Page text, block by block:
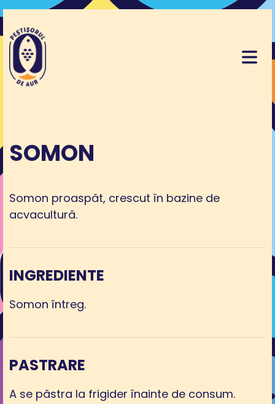
SOMON
Somon proaspăt, crescut în bazine de
acvacultură.
INGREDIENTE
Somon întreg.
PASTRARE
A se păstra la frigider înainte de consum.